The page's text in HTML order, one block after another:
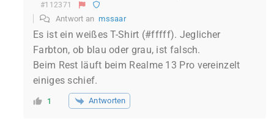
#112371
Antwort anmssaar
Es ist ein weißes T-Shirt (#fffff). Jeglicher
Farbton, ob blau oder grau, ist falsch.
Beim Rest läuft beim Realme 13 Pro vereinzelt
einiges schief.
1 Antworten